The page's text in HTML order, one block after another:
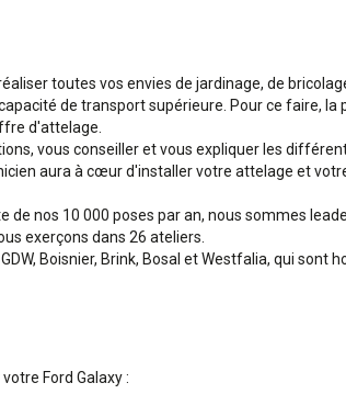
toutes vos envies de jardinage, de
de transport supérieure. Pour ce faire,
d'attelage.
vous conseiller et vous expliquer les
aura à cœur d'installer votre attelage et
nos 10 000 poses par an, nous sommes
exerçons dans 26 ateliers.
Boisnier, Brink, Bosal et Westfalia, qui
Ford Galaxy :